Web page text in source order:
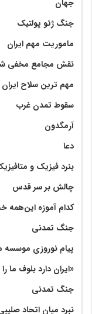
جهان
جنگ ژئو پولتیک
ماموریت مهم ایران
نقش مجامع مخفی
مهم ترین سلاح ایران
سقوط تمدن غرب
آرمگدون
دعا
بنرد فیزیک و
چالش بر سر قدس
کدام آموزه این‌همه
جنگ تمدنی
پیام نوروزی موسسه
«ایران دارد بلوف ما
جنگ تمدنی
نبرد میان اتحاد